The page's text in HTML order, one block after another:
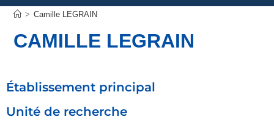
CAMILLE LEGRAIN
> Camille LEGRAIN
Établissement principal
Unité de recherche